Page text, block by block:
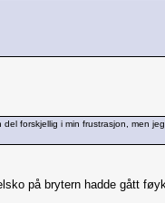
forskjellig i min frustrasjon, men
på brytern hadde gått